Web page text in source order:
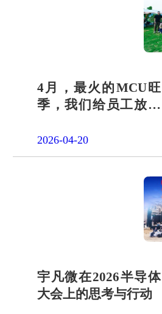
4月，最火的MCU旺
季，我们给员工放了
2026-04-20
宇凡微在2026半导体
大会上的思考与行动